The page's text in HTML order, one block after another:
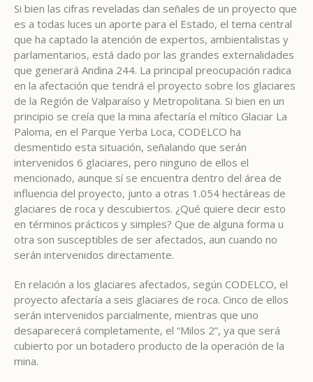
Si bien las cifras reveladas dan señales de un proyecto que
es a todas luces un aporte para el Estado, el tema central
que ha captado la atención de expertos, ambientalistas y
parlamentarios, está dado por las grandes externalidades
que generará Andina 244. La principal preocupación radica
en la afectación que tendrá el proyecto sobre los glaciares
de la Región de Valparaíso y Metropolitana. Si bien en un
principio se creía que la mina afectaría el mítico Glaciar La
Paloma, en el Parque Yerba Loca, CODELCO ha
desmentido esta situación, señalando que serán
intervenidos 6 glaciares, pero ninguno de ellos el
mencionado, aunque sí se encuentra dentro del área de
influencia del proyecto, junto a otras 1.054 hectáreas de
glaciares de roca y descubiertos. ¿Qué quiere decir esto
en términos prácticos y simples? Que de alguna forma u
otra son susceptibles de ser afectados, aun cuando no
serán intervenidos directamente.
En relación a los glaciares afectados, según CODELCO, el
proyecto afectaría a seis glaciares de roca. Cinco de ellos
serán intervenidos parcialmente, mientras que uno
desaparecerá completamente, el “Milos 2”, ya que será
cubierto por un botadero producto de la operación de la
mina.